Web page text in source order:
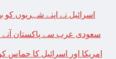
اسرائیل نے اپنے شہریوں
سعودی عرب سے پاکستان آنے
امریکا اور اسرائیل کا حماس